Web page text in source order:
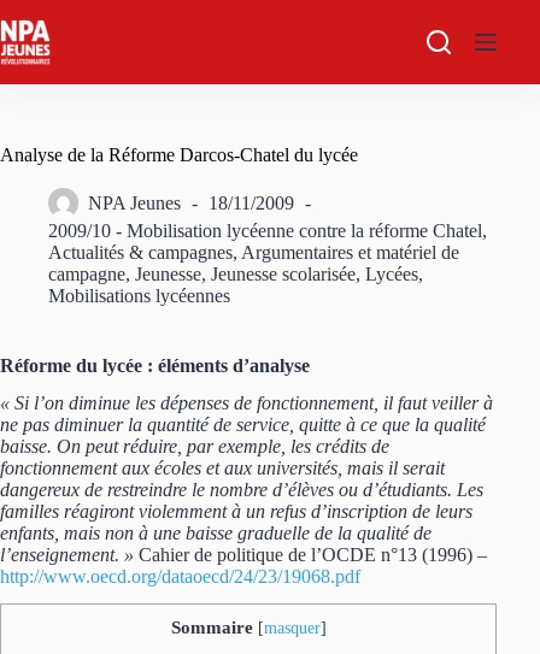
au
contenu
Analyse de la Réforme Darcos-Chatel du lycée
NPA Jeunes
18/11/2009
2009/10 - Mobilisation lycéenne contre la réforme Chatel,
Actualités & campagnes, Argumentaires et matériel de
campagne, Jeunesse, Jeunesse scolarisée, Lycées,
Mobilisations lycéennes
Réforme du lycée : éléments d’analyse
« Si l’on diminue les dépenses de fonctionnement, il faut veiller à
ne pas diminuer la quantité de service, quitte à ce que la qualité
baisse. On peut réduire, par exemple, les crédits de
fonctionnement aux écoles et aux universités, mais il serait
dangereux de restreindre le nombre d’élèves ou d’étudiants. Les
familles réagiront violemment à un refus d’inscription de leurs
enfants, mais non à une baisse graduelle de la qualité de
l’enseignement. » Cahier de politique de l’OCDE n°13 (1996) –
http://www.oecd.org/dataoecd/24/23/19068.pdf
Sommaire [masquer]